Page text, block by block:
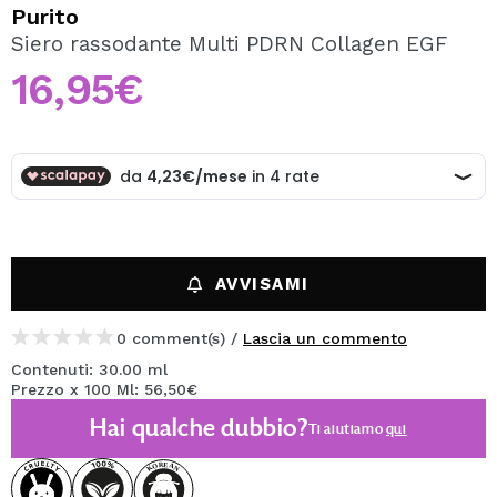
Creando un account su Maquibeauty.it potrai fare i tuoi
acquisti velocemente, controllare lo stato dei tuoi ordini e
consultare le tue operazioni precedenti.
CREARE UN ACCOUNT
Purito
Siero rassodante Multi PDRN Collagen EGF
16,95€
AVVISAMI
0 comment(s) / Lascia un commento
Contenuti: 30.00 ml
Prezzo x 100 Ml: 56,50€
Hai qualche dubbio?Ti aiutiamoqui